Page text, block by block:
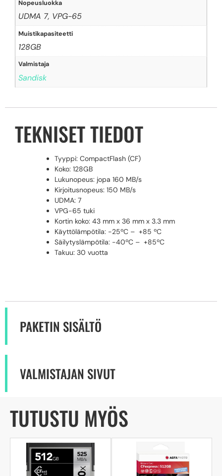
Nopeusluokka
UDMA 7, VPG-65
Muistikapasiteetti
128GB
Valmistaja
Sandisk
TEKNISET TIEDOT
Tyyppi: CompactFlash (CF)
Koko: 128GB
Lukunopeus: jopa 160 MB/s
Kirjoitusnopeus: 150 MB/s
UDMA: 7
VPG-65 tuki
Kortin koko: 43 mm x 36 mm x 3.3 mm
Käyttölämpötila: -25ºC – +85 ºC
Säilytyslämpötila: -40ºC – +85ºC
Takuu: 30 vuotta
PAKETIN SISÄLTÖ
VALMISTAJAN SIVUT
TUTUSTU MYÖS